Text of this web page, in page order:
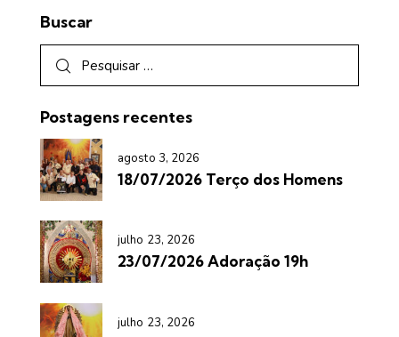
Buscar
Postagens recentes
agosto 3, 2026
18/07/2026 Terço dos Homens
julho 23, 2026
23/07/2026 Adoração 19h
julho 23, 2026